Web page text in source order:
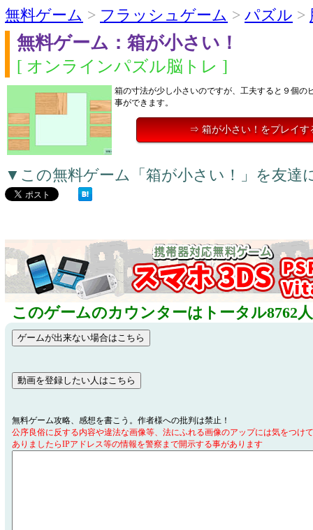
無料ゲーム > フラッシュゲーム > パズル >
無料ゲーム：箱が小さい！
[ オンラインパズル脳トレ ]
箱の寸法が少し小さいのですが、工夫すると９個の
事ができます。
⇒ 箱が小さい！をプレイす
▼この無料ゲーム「箱が小さい！」を友達
このゲームのカウンターはトータル8762
無料ゲーム攻略、感想を書こう。作者様への批判は禁止！
公序良俗に反する内容や違法な画像等、法にふれる画像のアップには気をつけ
ありましたらIPアドレス等の情報を警察まで開示する事があります